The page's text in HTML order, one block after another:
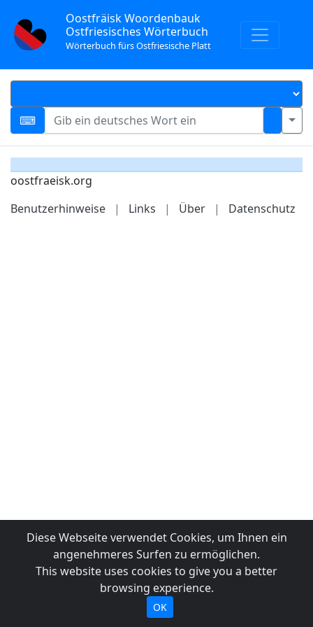
Oostfräisk Woordenbauk
Ostfriesisches Wörterbuch
Wörterbuch fürs Ostfriesische Platt
oostfraeisk.org
Benutzerhinweise
| Links | Über | Datenschutz
Diese Webseite verwendet Cookies, um Ihnen ein
angenehmeres Surfen zu ermöglichen.
This website uses cookies to give you a better
browsing experience.
OK